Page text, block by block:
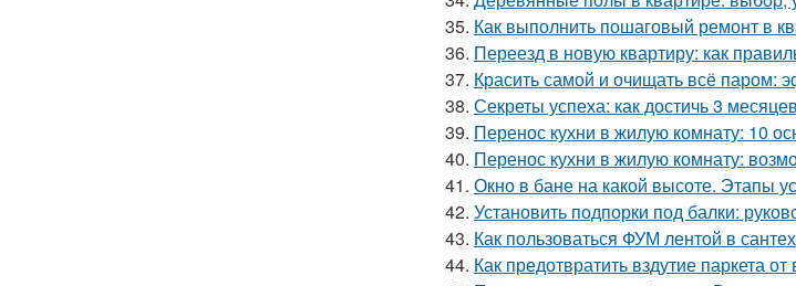
35. Как выполнить пошаговый ремонт в
36. Переезд в новую квартиру: как
37. Красить самой и очищать всё паром:
38. Секреты успеха: как достичь 3
39. Перенос кухни в жилую комнату: 10
40. Перенос кухни в жилую комнату:
41. Окно в бане на какой высоте. Этапы
42. Установить подпорки под балки:
43. Как пользоваться ФУМ лентой в
44. Как предотвратить вздутие паркета